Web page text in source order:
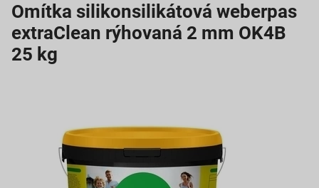
Omítka silikonsilikátová weberpas
extraClean rýhovaná 2 mm OK4B
25 kg